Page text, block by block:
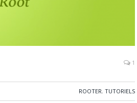
1
ROOTER,TUTORIELS